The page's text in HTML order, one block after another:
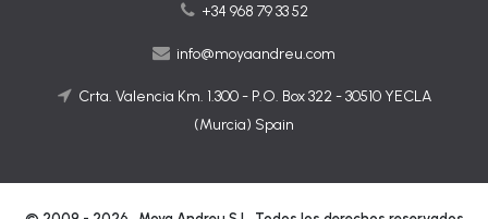
+34 968 79 33 52
info@moyaandreu.com
Crta. Valencia Km. 1.300 - P.O. Box 322 - 30510 YECLA
(Murcia) Spain